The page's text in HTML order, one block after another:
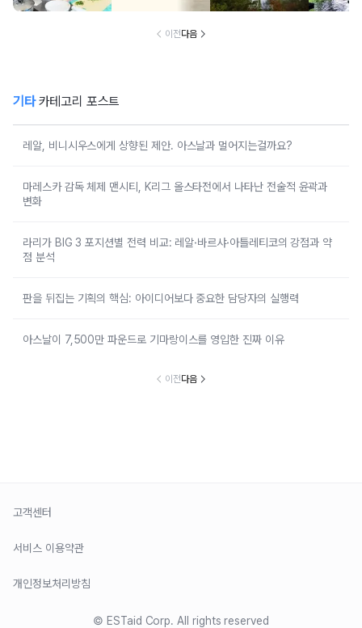
차 운영
여
이전다음
기타카테고리 포스트
레알, 비니시우스에게 상향된 제안. 아스날과 멀어지는걸까요?
마레스카 감독 체제 맨시티, K리그 올스타전에서 나타난 전술적 윤곽과
변화
라리가 BIG 3 포지션별 전력 비교: 레알·바르샤·아틀레티코의 강점과 약
점 분석
판을 뒤집는 기획의 핵심: 아이디어보다 중요한 담당자의 실행력
아스날이 7,500만 파운드로 기마랑이스를 영입한 진짜 이유
이전다음
고객센터
서비스 이용약관
개인정보처리방침
© ESTaid Corp. All rights reserved